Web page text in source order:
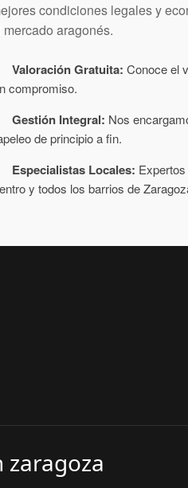
condiciones legales y
mercado aragonés.
Valoración Gratuita: Conoce el
compromiso.
Gestión Integral: Nos
de principio a fin.
Especialistas Locales:
y todos los barrios de